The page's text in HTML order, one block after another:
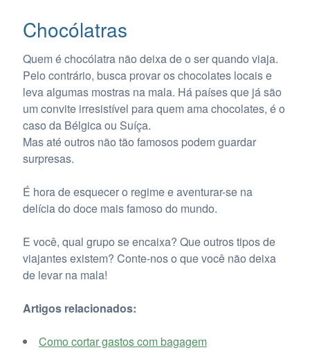
Chocólatras
Quem é chocólatra não deixa de o ser quando viaja.
Pelo contrário, busca provar os chocolates locais e
leva algumas mostras na mala. Há países que já são
um convite irresistível para quem ama chocolates, é o
caso da Bélgica ou Suíça.
Mas até outros não tão famosos podem guardar
surpresas.
É hora de esquecer o regime e aventurar-se na
delícia do doce mais famoso do mundo.
E você, qual grupo se encaixa? Que outros tipos de
viajantes existem? Conte-nos o que você não deixa
de levar na mala!
Artigos relacionados:
Como cortar gastos com bagagem